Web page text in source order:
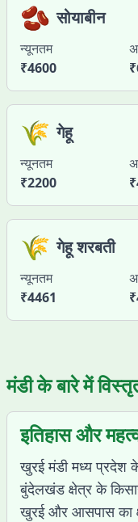
🫘 सोयाबीन
न्यूनतम
₹4600
₹
🌾 गेहू
न्यूनतम
₹2200
₹
🌾 गेहू शरबती
न्यूनतम
₹4461
₹
मंडी के बारे में
इतिहास और
खुरई मंडी मध्य प्रदेश
बुंदेलखंड क्षेत्र के
खुरई और आसपास का